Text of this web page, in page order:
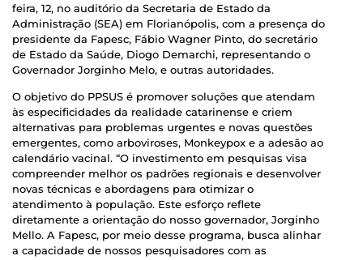
feira, 12, no auditório da Secretaria de Estado da
Administração (SEA) em Florianópolis, com a presença do
presidente da Fapesc, Fábio Wagner Pinto, do secretário
de Estado da Saúde, Diogo Demarchi, representando o
Governador Jorginho Melo, e outras autoridades.
O objetivo do PPSUS é promover soluções que atendam
às especificidades da realidade catarinense e criem
alternativas para problemas urgentes e novas questões
emergentes, como arboviroses, Monkeypox e a adesão ao
calendário vacinal. “O investimento em pesquisas visa
compreender melhor os padrões regionais e desenvolver
novas técnicas e abordagens para otimizar o
atendimento à população. Este esforço reflete
diretamente a orientação do nosso governador, Jorginho
Mello. A Fapesc, por meio desse programa, busca alinhar
a capacidade de nossos pesquisadores com as